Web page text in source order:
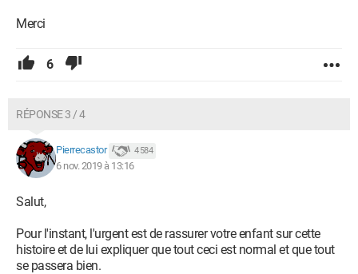
Merci
6
RÉPONSE 3 / 4
Pierrecastor 4 584
6 nov. 2019 à 13:16
Salut,
Pour l'instant, l'urgent est de rassurer votre enfant sur cette
histoire et de lui expliquer que tout ceci est normal et que tout
se passera bien.